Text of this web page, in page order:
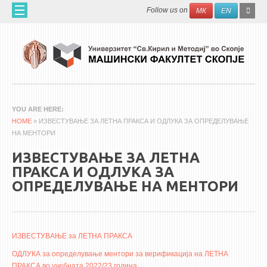
Skip to main content Search
Follow us on МК EN
ЗА НАС
60 ГОДИНИ МФ
ОРГАНИЗАЦИЈА
МАШИНСКО ИНЖЕНЕРСТВО - НАУЧНО СПИСАНИЕ
АПЛИКАТИВНА ДЕЈНОСТ
ERASMUS+
QIM-SEE
YOU ARE HERE
HOME » ИЗВЕСТУВАЊЕ ЗА ЛЕТНА ПРАКСА И ОДЛУКА ЗА ОПРЕДЕЛУВАЊЕ
НА МЕНТОРИ
ИЗВЕСТУВАЊЕ ЗА ЛЕТНА
ПРАКСА И ОДЛУКА ЗА
ОПРЕДЕЛУВАЊЕ НА МЕНТОРИ
ИЗВЕСТУВАЊЕ за ЛЕТНА ПРАКСА
ОДЛУКА за определување ментори за верификација на ЛЕТНА